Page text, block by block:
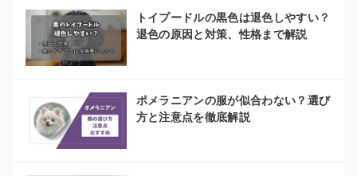
トイプードルの黒色は退色しやすい？
退色の原因と対策、性格まで解説
ポメラニアンの服が似合わない？選び
方と注意点を徹底解説